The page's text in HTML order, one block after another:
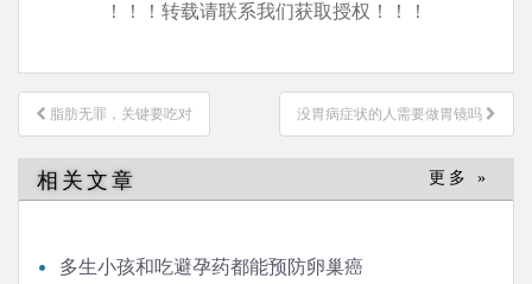
！！！转载请联系我们获取授权！！！
文
章
导
航
脂肪无罪，关键要吃对 没胃病症状的人需要做胃镜吗
相关文章 更多 »
多生小孩和吃避孕药都能预防卵巢癌